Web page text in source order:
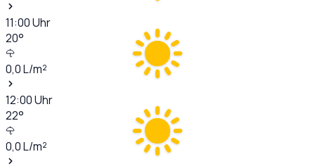
11:00Uhr
20°
0,0L/m²
12:00Uhr
22°
0,0L/m²